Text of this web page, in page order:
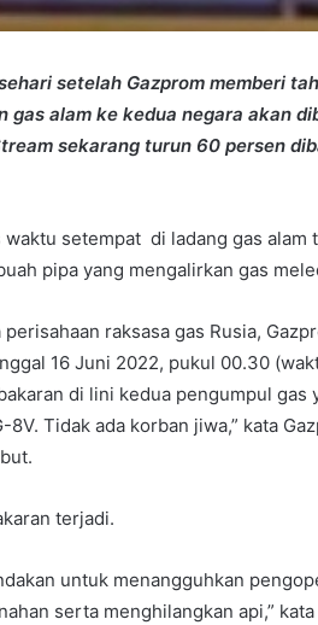
setelah Gazprom memberi
alam ke kedua negara akan
sekarang turun 60 persen
setempat di ladang gas alam
pipa yang mengalirkan gas
raksasa gas Rusia,
16 Juni 2022, pukul 00.30
di lini kedua pengumpul gas
Tidak ada korban jiwa,” kata
terjadi.
untuk menangguhkan
serta menghilangkan api,”